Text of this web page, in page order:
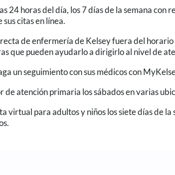
24 horas del día, los 7 días de la semana con
citas en línea.
de enfermería de Kelsey fuera del horario
que pueden ayudarlo a dirigirlo al nivel de
un seguimiento con sus médicos con
de atención primaria los sábados en varias
virtual para adultos y niños los siete días de